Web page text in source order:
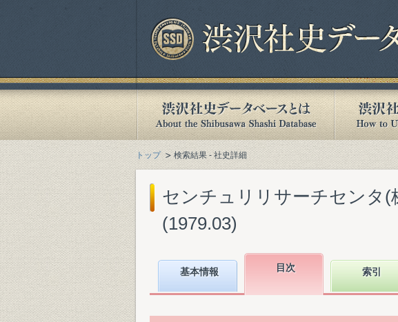
トップ 検索結果 - 社史詳細
センチュリリサーチセンタ(
(1979.03)
基本情報 目次 索引